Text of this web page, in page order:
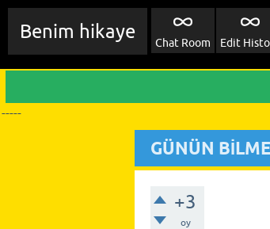
Benim hikaye
Chat Room Edit
-----
GÜNÜN
+3
oy